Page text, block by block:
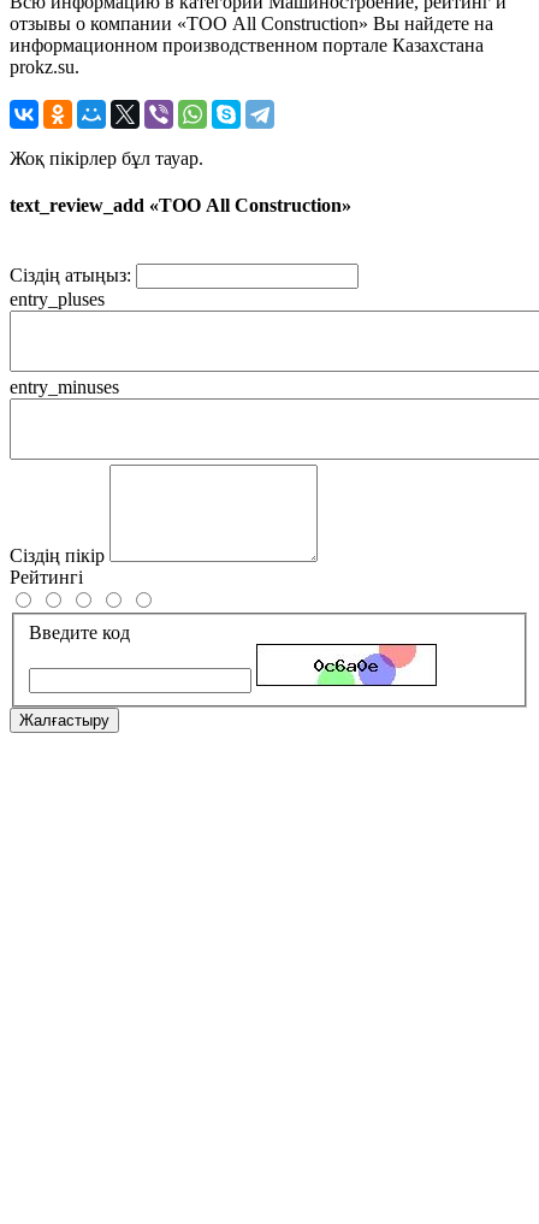
отзывы о компании «ТОО All Construction» Вы найдете на
информационном производственном портале Казахстана
prokz.su.
Жоқ пікірлер бұл тауар.
text_review_add «ТОО All Construction»
Сіздің атыңыз:
entry_pluses
entry_minuses
Сіздің пікір
Рейтингі
Введите код
Жалғастыру